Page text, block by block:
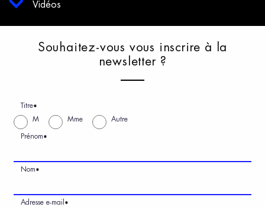
Vidéos
Souhaitez-vous vous i nscrire à
a
newsletter ?
Titre*
M Mme Autre
Prénom*
Nom*
Adresse e-mail *